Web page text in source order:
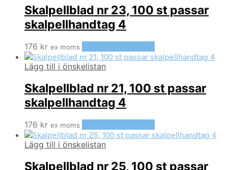
Skalpellblad nr 23, 100 st passar
skalpellhandtag 4
176 kr ex moms
Lägg till i önskelistan
Skalpellblad nr 21, 100 st passar
skalpellhandtag 4
176 kr ex moms
Lägg till i önskelistan
Skalpellblad nr 25, 100 st passar